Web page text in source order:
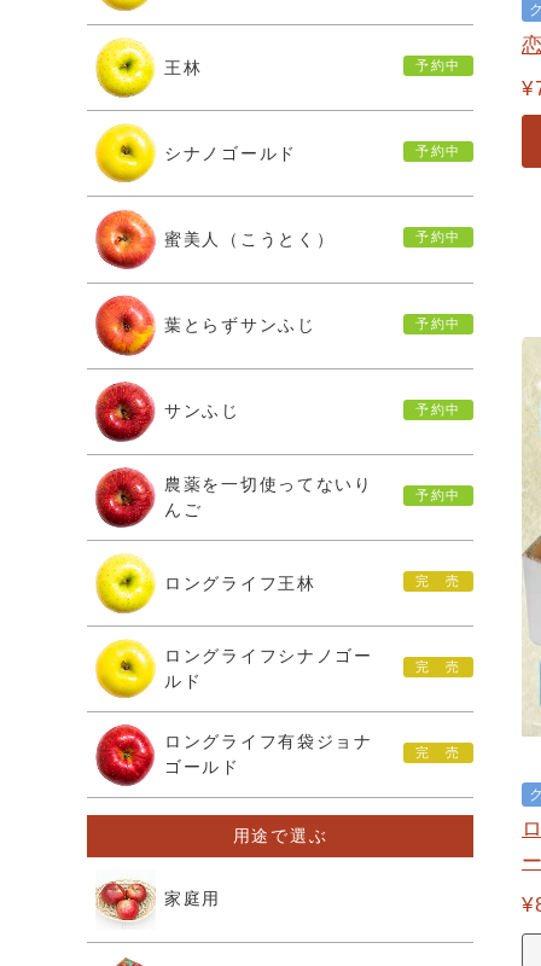
¥
¥
王林
シナノゴールド
蜜美人（こうとく）
葉とらずサンふじ
サンふじ
農薬を一切使ってないり
んご
ロングライフ王林
ロングライフシナノゴー
ルド
ロングライフ有袋ジョナ
ゴールド
用途で選ぶ
家庭用